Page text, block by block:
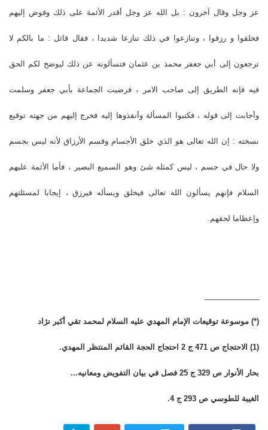
عز وجل وقال آخرون : بل الله عز وجل أقدر الأئمة على ذلك وفوض إليهم
فخلقوا و رزقوا ، وتنازعوا في ذلك تنازعا شديدا ، فقال قائل : ما بالكم لا
ترجعون إلى أبي جعفر محمد بن عثمان فتسألونه عن ذلك ليوضح لكم الحق
فيه فإنه الطريق إلى صاحب الامر ، فرضيت الجماعة بأبي جعفر وسلمت
وأجابت إلى قوله ، فكتبوا المسألة وأنفذوها إليه فخرج إليهم من جهته توقيع
نسخته : إن الله تعالى هو الذي خلق الأجسام وقسم الأرزاق لأنه ليس بجسم
ولا حال في جسم ، ليس كمثله شئ وهو السميع البصير ، فأما الأئمة عليهم
السلام فإنهم يسألون الله تعالى فيخلق ويسأله فيرزق ، إيجابا لمسئلتهم
وإعظاما لحقهم.
(*) موسوعة توقيعات الإمام المهدي عليه السلام لمحمد تقي أكبر نژاد
(1) الاحتجاج ص 471 ج 2 احتجاج الحجة القائم المنتظر المهدي.
بحار الأنوار ص 329 ج 25 فصل في بيان التفويض ومعانيه...
الغيبة للطوسي ص 293 ج 4.